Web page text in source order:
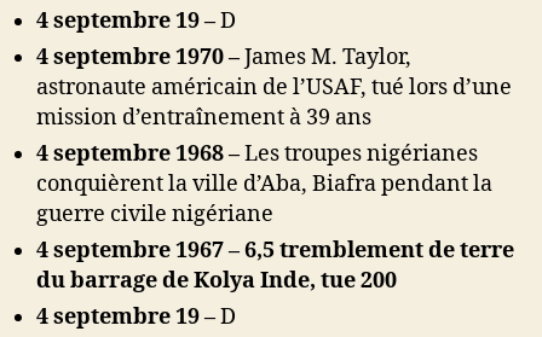
4 septembre 19 –D
4 septembre 1970 –James M. Taylor,
astronaute américain de l’USAF, tué lors d’une
mission d’entraînement à 39 ans
4 septembre 1968 –Les troupes nigérianes
conquièrent la ville d’Aba, Biafra pendant la
guerre civile nigériane
4 septembre 1967 –6,5 tremblement de terre
du barrage de Kolya Inde, tue 200
4 septembre 19 –D